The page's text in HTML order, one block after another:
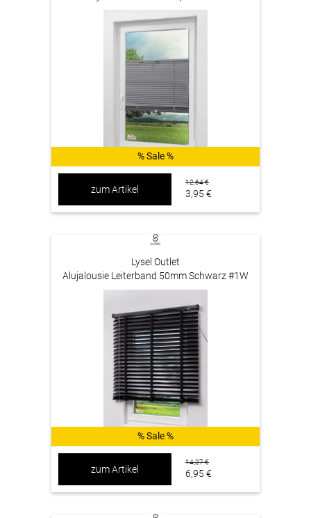
% Sale %
zum Artikel
12,64 €
3,95 €
Lysel Outlet
Alujalousie Leiterband 50mm Schwarz #1W
% Sale %
zum Artikel
14,27 €
6,95 €